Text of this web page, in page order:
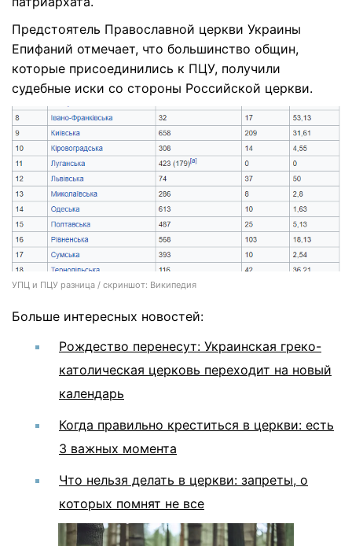
Предстоятель Православной церкви Украины
Епифаний отмечает, что большинство общин,
которые присоединились к ПЦУ, получили
судебные иски со стороны Российской церкви.
УПЦ и ПЦУ разница / скриншот: Википедия
Больше интересных новостей:
Рождество перенесут: Украинская греко-
католическая церковь переходит на новый
календарь
Когда правильно креститься в церкви: есть
3 важных момента
Что нельзя делать в церкви: запреты, о
которых помнят не все